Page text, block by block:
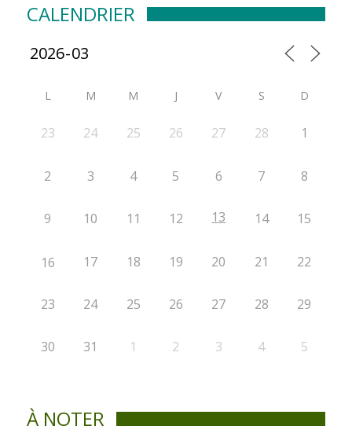
CALENDRIER
L M M J V S D
23 24 25 26 27 28 1
2 3 4 5 6 7 8
9 10 11 12 13 14 15
16 17 18 19 20 21 22
23 24 25 26 27 28 29
30 31 1 2 3 4 5
À NOTER